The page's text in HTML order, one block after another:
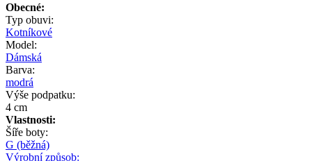
Obecné:
Typ obuvi:
Kotníkové
Model:
Dámská
Barva:
modrá
Výše podpatku:
4 cm
Vlastnosti:
Šíře boty:
G (běžná)
Výrobní způsob: